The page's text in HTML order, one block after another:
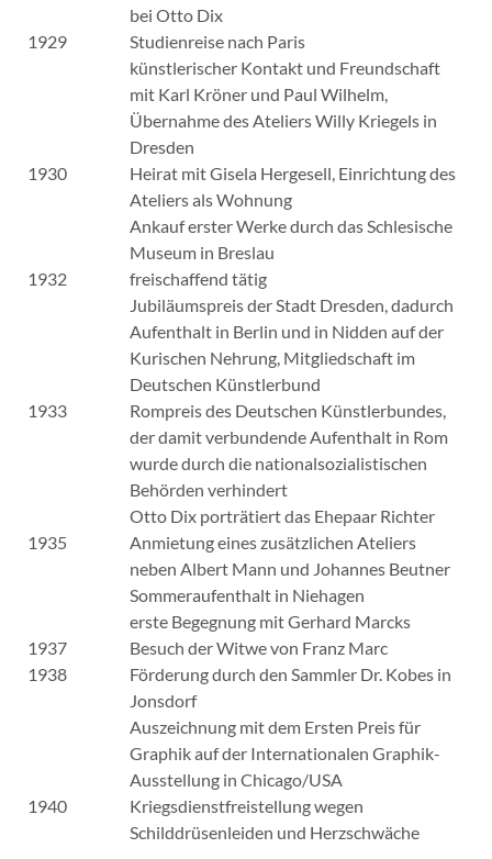
bei Otto Dix
1929
Studienreise nach Paris
künstlerischer Kontakt und Freundschaft
mit Karl Kröner und Paul Wilhelm,
Übernahme des Ateliers Willy Kriegels in
Dresden
1930
Heirat mit Gisela Hergesell, Einrichtung des
Ateliers als Wohnung
Ankauf erster Werke durch das Schlesische
Museum in Breslau
1932
freischaffend tätig
Jubiläumspreis der Stadt Dresden, dadurch
Aufenthalt in Berlin und in Nidden auf der
Kurischen Nehrung, Mitgliedschaft im
Deutschen Künstlerbund
1933
Rompreis des Deutschen Künstlerbundes,
der damit verbundende Aufenthalt in Rom
wurde durch die nationalsozialistischen
Behörden verhindert
Otto Dix porträtiert das Ehepaar Richter
1935
Anmietung eines zusätzlichen Ateliers
neben Albert Mann und Johannes Beutner
Sommeraufenthalt in Niehagen
erste Begegnung mit Gerhard Marcks
1937
Besuch der Witwe von Franz Marc
1938
Förderung durch den Sammler Dr. Kobes in
Jonsdorf
Auszeichnung mit dem Ersten Preis für
Graphik auf der Internationalen Graphik-
Ausstellung in Chicago/USA
1940
Kriegsdienstfreistellung wegen
Schilddrüsenleiden und Herzschwäche